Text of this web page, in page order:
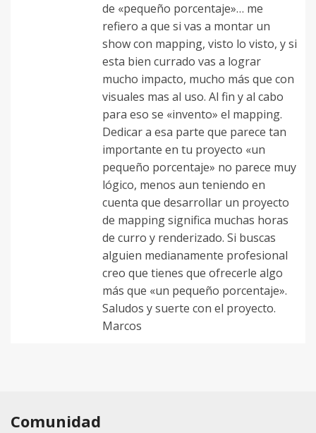
de «pequeño porcentaje»… me
refiero a que si vas a montar un
show con mapping, visto lo visto, y si
esta bien currado vas a lograr
mucho impacto, mucho más que con
visuales mas al uso. Al fin y al cabo
para eso se «invento» el mapping.
Dedicar a esa parte que parece tan
importante en tu proyecto «un
pequeño porcentaje» no parece muy
lógico, menos aun teniendo en
cuenta que desarrollar un proyecto
de mapping significa muchas horas
de curro y renderizado. Si buscas
alguien medianamente profesional
creo que tienes que ofrecerle algo
más que «un pequeño porcentaje».
Saludos y suerte con el proyecto.
Marcos
Comunidad